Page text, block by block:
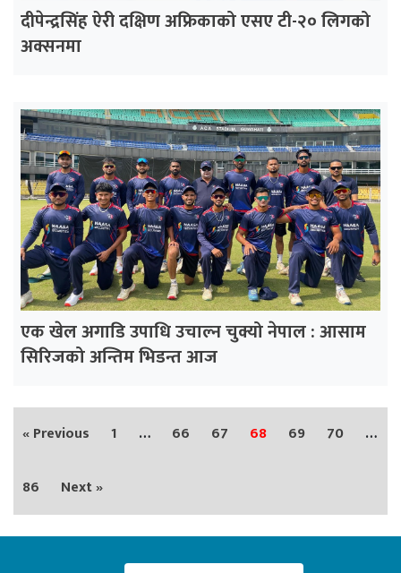
दीपेन्द्रसिंह ऐरी दक्षिण अफ्रिकाको एसए टी-२० लिगको
अक्सनमा
एक खेल अगाडि उपाधि उचाल्न चुक्यो नेपाल : आसाम
सिरिजको अन्तिम भिडन्त आज
« Previous 1 … 66 67 68 69 70 …
86 Next »